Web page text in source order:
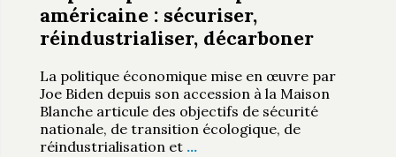
américaine : sécuriser,
réindustrialiser, décarboner
La politique économique mise en œuvre par
Joe Biden depuis son accession à la Maison
Blanche articule des objectifs de sécurité
nationale, de transition écologique, de
réindustrialisation et …